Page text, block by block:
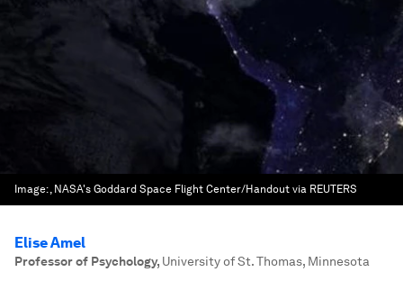
Image:, NASA's Goddard Space Flight Center/Handout via REUTERS
Elise Amel
Professor of Psychology, University of St. Thomas, Minnesota